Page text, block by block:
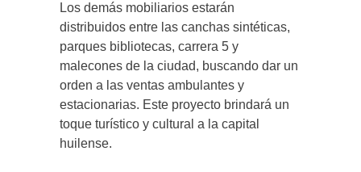
Los demás mobiliarios estarán
distribuidos entre las canchas sintéticas,
parques bibliotecas, carrera 5 y
malecones de la ciudad, buscando dar un
orden a las ventas ambulantes y
estacionarias. Este proyecto brindará un
toque turístico y cultural a la capital
huilense.